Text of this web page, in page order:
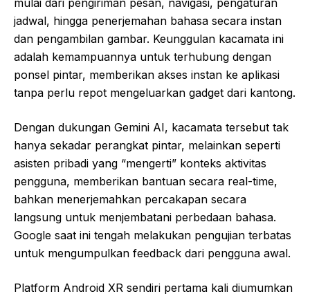
mulai dari pengiriman pesan, navigasi, pengaturan
jadwal, hingga penerjemahan bahasa secara instan
dan pengambilan gambar. Keunggulan kacamata ini
adalah kemampuannya untuk terhubung dengan
ponsel pintar, memberikan akses instan ke aplikasi
tanpa perlu repot mengeluarkan gadget dari kantong.
Dengan dukungan Gemini AI, kacamata tersebut tak
hanya sekadar perangkat pintar, melainkan seperti
asisten pribadi yang “mengerti” konteks aktivitas
pengguna, memberikan bantuan secara real-time,
bahkan menerjemahkan percakapan secara
langsung untuk menjembatani perbedaan bahasa.
Google saat ini tengah melakukan pengujian terbatas
untuk mengumpulkan feedback dari pengguna awal.
Platform Android XR sendiri pertama kali diumumkan